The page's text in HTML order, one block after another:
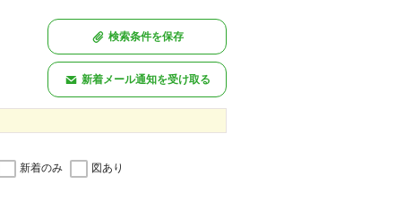
検索条件を保存
新着メール通知を受け取る
新着のみ 図あり